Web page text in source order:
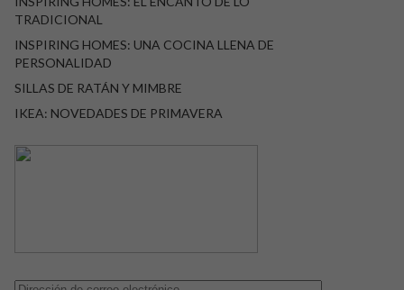
TRADICIONAL
INSPIRING HOMES: UNA COCINA LLENA DE
PERSONALIDAD
SILLAS DE RATÁN Y MIMBRE
IKEA: NOVEDADES DE PRIMAVERA